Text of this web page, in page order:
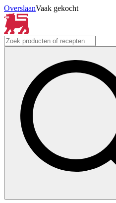
OverslaanVaak gekocht